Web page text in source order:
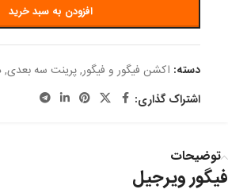
افزودن به سبد خرید
دسته: اکشن فیگور و فیگور,پرینت سه بعدی,
اشتراک گذاری:
توضیحات
فیگور ویرجیل